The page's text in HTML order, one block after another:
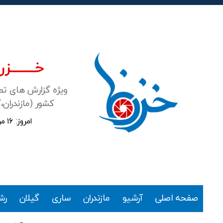
ویژه گزارش های
کشور
امروز: ۱۶ مرداد ۱۴۰۵
صفحه اصلی آرشیو مازندران ساری گیلان